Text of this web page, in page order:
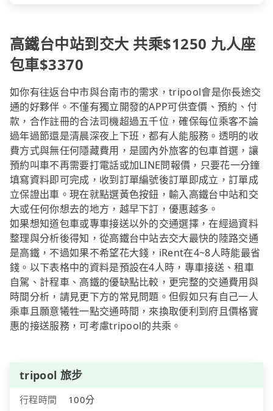
高鐵台中站到交大 共乘$1250 九人座
包車$3370
如你有往返台中市與台南市的需求，tripool會是你長途交
通的好夥伴。不僅有獨立開發的APP可供查價、預約、付
款，合作註冊的合法司機超過五千位，確保每位乘客不論
過年過節還是清晨深夜上下班，都有人能服務。透明的收
費方式與無任何隱藏費用，是國內外旅客的包車首選，讓
預約叫車不再需要打電話或加LINE問報價，只要花一分鐘
填寫資料即可完成，收到訂單編號後訂單即成立，訂單成
立保證出車。現在就點選黃色按鈕，輸入高鐵台中站和交
大或任何你想去的地方，越早下訂，優惠越多。
如果想知道包車或專車接送以外的交通選擇，在經過資料
整理與分析後得知，從高鐵台中站去交大最快的陸路交通
是高鐵，不過如果不希望花大錢，iRent在4~8人時能最省
錢。以下表格中的資料是預設在4人時，專車接送、租車
自駕、計程車、高鐵的優缺點比較，更完整的交通費用與
時間分析，請見更下方的常見問題。但假如只有自己一人
乘車且願意犧牲一點交通時間，來換取便利到府且價格實
惠的接送服務，可考慮tripool的共乘。
tripool 旅步
行程時間
100分